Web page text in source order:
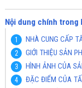
Nội dung chính trong
NHÀ CUNG CẤP
GIỚI THIỆU SẢN
HÌNH ẢNH CỦA
ĐẶC ĐIỂM CỦA